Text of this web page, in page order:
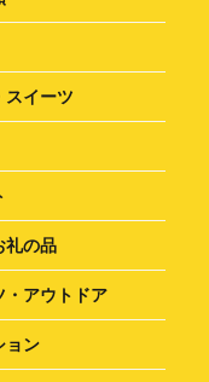
スイーツ
礼の品
・アウトドア
ョン